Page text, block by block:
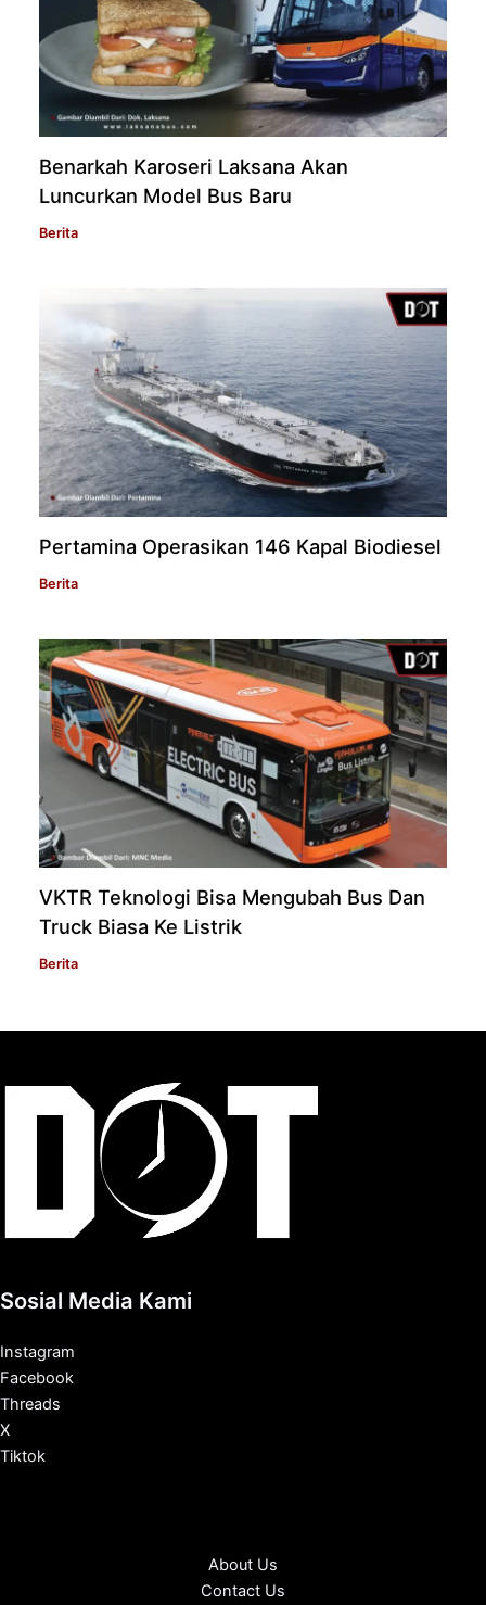
Benarkah Karoseri Laksana Akan
Luncurkan Model Bus Baru
Berita
Pertamina Operasikan 146 Kapal Biodiesel
Berita
VKTR Teknologi Bisa Mengubah Bus Dan
Truck Biasa Ke Listrik
Berita
Sosial Media Kami
Instagram
Facebook
Threads
X
Tiktok
About Us
Contact Us